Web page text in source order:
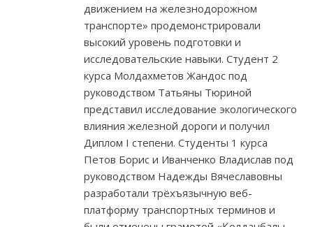
движением на железнодорожном
транспорте» продемонстрировали
высокий уровень подготовки и
исследовательские навыки. Студент 2
курса Молдахметов Жандос под
руководством Татьяны Тюриной
представил исследование экологического
влияния железной дороги и получил
Диплом I степени. Студенты 1 курса
Петов Борис и Иванченко Владислав под
руководством Надежды Вячеславовны
разработали трёхъязычную веб-
платформу транспортных терминов и